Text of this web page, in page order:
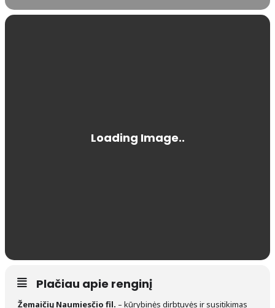
Plačiau apie renginį
Žemaičių Naumiesčio fil. – kūrybinės dirbtuvės ir susitikimas